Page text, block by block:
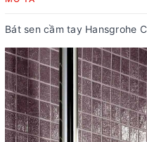
Bát sen cầm tay Hansgrohe